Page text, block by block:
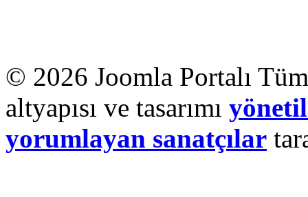
© 2026 Joomla Portalı Tüm
altyapısı ve tasarımı
yorumlayan sanatçılar